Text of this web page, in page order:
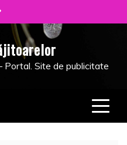
Portal. Site de publicitate